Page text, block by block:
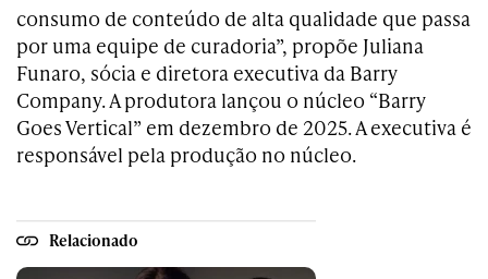
consumo de conteúdo de alta qualidade que passa
por uma equipe de curadoria”, propõe Juliana
Funaro, sócia e diretora executiva da Barry
Company. A produtora lançou o núcleo “Barry
Goes Vertical” em dezembro de 2025. A executiva é
responsável pela produção no núcleo.
Relacionado